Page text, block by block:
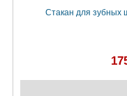
Стакан для зубных